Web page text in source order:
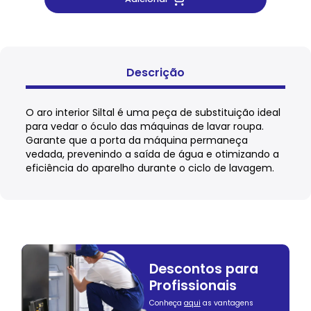
Descrição
O aro interior Siltal é uma peça de substituição ideal
para vedar o óculo das máquinas de lavar roupa.
Garante que a porta da máquina permaneça
vedada, prevenindo a saída de água e otimizando a
eficiência do aparelho durante o ciclo de lavagem.
Descontos para
Profissionais
Conheça aqui as vantagens